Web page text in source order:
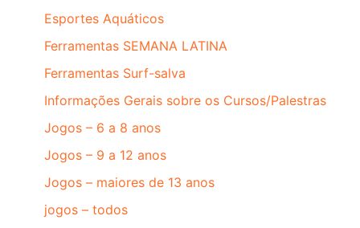
Esportes Aquáticos
Ferramentas SEMANA LATINA
Ferramentas Surf-salva
Informações Gerais sobre os Cursos/Palestras
Jogos – 6 a 8 anos
Jogos – 9 a 12 anos
Jogos – maiores de 13 anos
jogos – todos